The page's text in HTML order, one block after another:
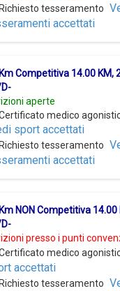
Richiesto tesseramento
accettati
Competitiva 14.00 KM,
aperte
medico
sport accettati
Richiesto tesseramento
accettati
NON Competitiva 14.00
presso i punti
medico
accettati
Richiesto tesseramento